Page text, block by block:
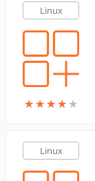
Linux
★★★★ ★
★★★★ ★
Linux